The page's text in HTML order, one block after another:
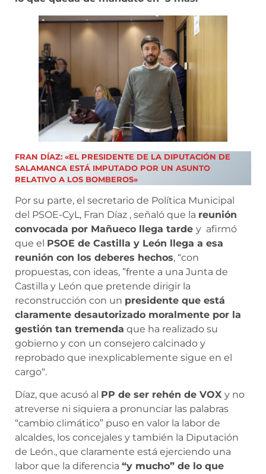
FRAN DÍAZ: «EL PRESIDENTE DE LA DIPUTACIÓN DE
SALAMANCA ESTÁ IMPUTADO POR UN ASUNTO
RELATIVO A LOS BOMBEROS»
Por su parte, el secretario de Política Municipal
del PSOE-CyL, Fran Díaz , señaló que la reunión
convocada por Mañueco llega tarde y afirmó
que el PSOE de Castilla y León llega a esa
reunión con los deberes hechos, “con
propuestas, con ideas, ”frente a una Junta de
Castilla y León que pretende dirigir la
reconstrucción con un presidente que está
claramente desautorizado moralmente por la
gestión tan tremenda que ha realizado su
gobierno y con un consejero calcinado y
reprobado que inexplicablemente sigue en el
cargo“.
Díaz, que acusó al PP de ser rehén de VOX y no
atreverse ni siquiera a pronunciar las palabras
“cambio climático” puso en valor la labor de
alcaldes, los concejales y también la Diputación
de León., que claramente está ejerciendo una
labor que la diferencia “y mucho” de lo que